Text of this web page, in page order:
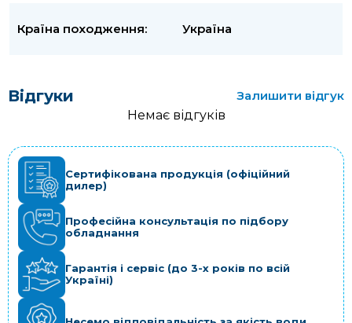
Країна походження: Україна
Відгуки
Залишити відгук
Немає відгуків
Сертифікована продукція (офіційний
дилер)
Професійна консультація по підбору
обладнання
Гарантія і сервіс (до 3-х років по всій
Україні)